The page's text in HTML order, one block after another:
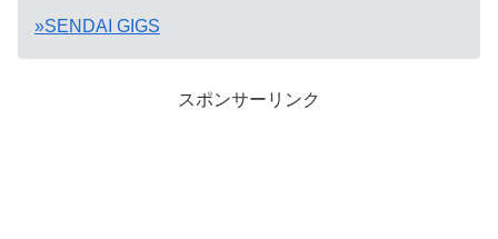
»SENDAI GIGS
スポンサーリンク